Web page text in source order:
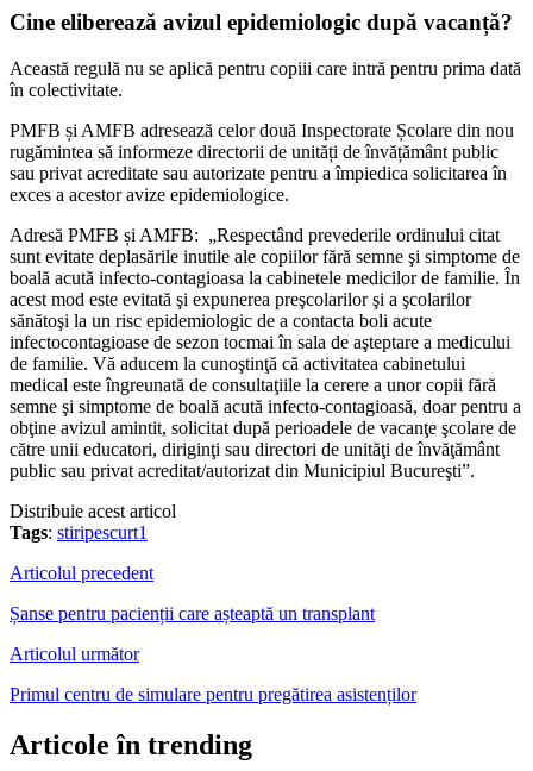
Cine eliberează avizul epidemiologic după vacanță?
Această regulă nu se aplică pentru copiii care intră pentru prima dată
în colectivitate.
PMFB și AMFB adresează celor două Inspectorate Școlare din nou
rugămintea să informeze directorii de unități de învățământ public
sau privat acreditate sau autorizate pentru a împiedica solicitarea în
exces a acestor avize epidemiologice.
Adresă PMFB și AMFB: „Respectând prevederile ordinului citat
sunt evitate deplasările inutile ale copiilor fără semne şi simptome de
boală acută infecto-contagioasa la cabinetele medicilor de familie. În
acest mod este evitată şi expunerea preşcolarilor şi a şcolarilor
sănătoşi la un risc epidemiologic de a contacta boli acute
infectocontagioase de sezon tocmai în sala de aşteptare a medicului
de familie. Vă aducem la cunoştinţă că activitatea cabinetului
medical este îngreunată de consultaţiile la cerere a unor copii fără
semne şi simptome de boală acută infecto-contagioasă, doar pentru a
obţine avizul amintit, solicitat după perioadele de vacanţe şcolare de
către unii educatori, diriginţi sau directori de unităţi de învăţământ
public sau privat acreditat/autorizat din Municipiul Bucureşti”.
Distribuie acest articol
Tags: stiripescurt1
Articolul precedent
Șanse pentru pacienții care așteaptă un transplant
Articolul următor
Primul centru de simulare pentru pregătirea asistenților
Articole în trending